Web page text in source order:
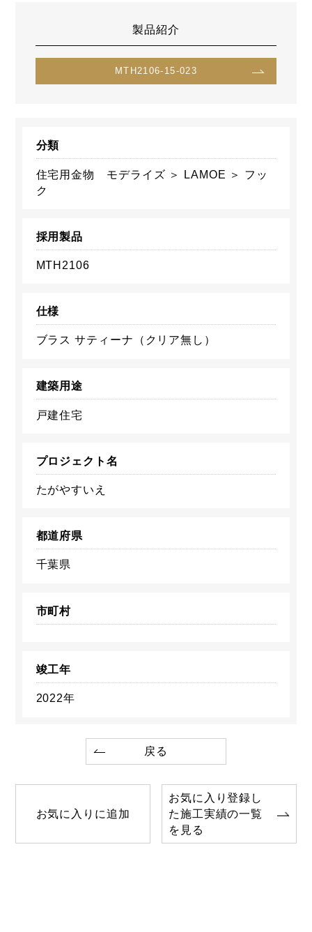
製品紹介
MTH2106-15-023
分類
住宅用金物 モデライズ ＞ LAMOE ＞ フッ
ク
採用製品
MTH2106
仕様
ブラス サティーナ（クリア無し）
建築用途
戸建住宅
プロジェクト名
たがやすいえ
都道府県
千葉県
市町村
竣工年
2022年
戻る
お気に入りに追加
お気に入り登録し
た施工実績の一覧
を見る